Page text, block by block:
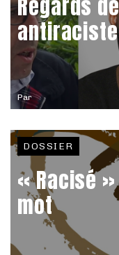
Par
Regards
antiraciste
DOSSIER
« Racisé
mot